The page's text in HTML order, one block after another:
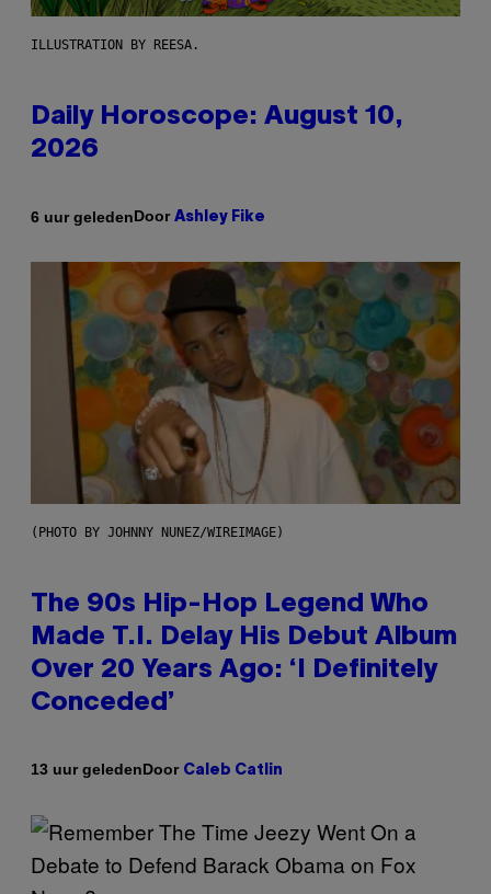
ILLUSTRATION BY REESA.
Daily Horoscope: August 10,
2026
6 uur geledenDoor Ashley Fike
(PHOTO BY JOHNNY NUNEZ/WIREIMAGE)
The 90s Hip-Hop Legend Who
Made T.I. Delay His Debut Album
Over 20 Years Ago: ‘I Definitely
Conceded’
13 uur geledenDoor Caleb Catlin